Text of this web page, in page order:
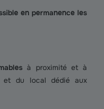
en permanence les
à proximité et à
et du local dédié aux